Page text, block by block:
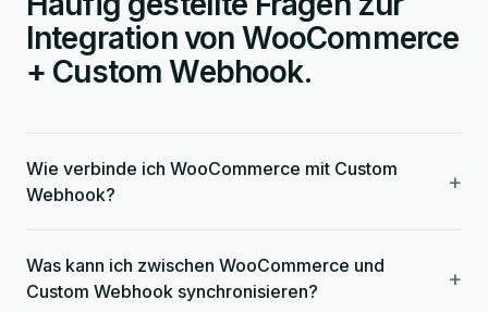
Integration von WooCommerce
+ Custom Webhook.
Wie verbinde ich WooCommerce mit Custom
Webhook?
+
Was kann ich zwischen WooCommerce und
Custom Webhook synchronisieren?
+